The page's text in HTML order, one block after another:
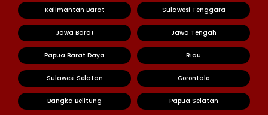
Kalimantan Barat Sulawesi Tenggara
Jawa Barat Jawa Tengah
Papua Barat Daya Riau
Sulawesi Selatan Gorontalo
Bangka Belitung Papua Selatan